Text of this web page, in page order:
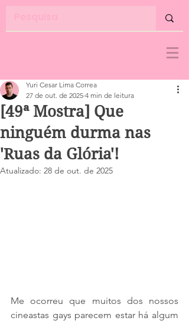
[49ª Mostra] Que
ninguém durma nas
'Ruas da Glória'!
Yuri Cesar Lima Correa
27 de out. de 2025 4 min de leitura
Atualizado: 28 de out. de 2025
Me ocorreu que muitos dos nossos
cineastas gays parecem estar há algum